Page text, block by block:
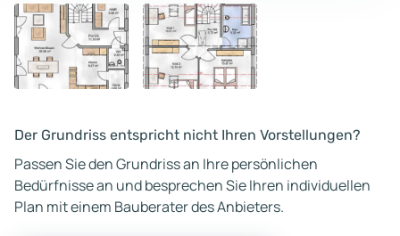
Der Grundriss entspricht nicht Ihren Vorstellungen?
Passen Sie den Grundriss an Ihre persönlichen
Bedürfnisse an und besprechen Sie Ihren individuellen
Plan mit einem Bauberater des Anbieters.